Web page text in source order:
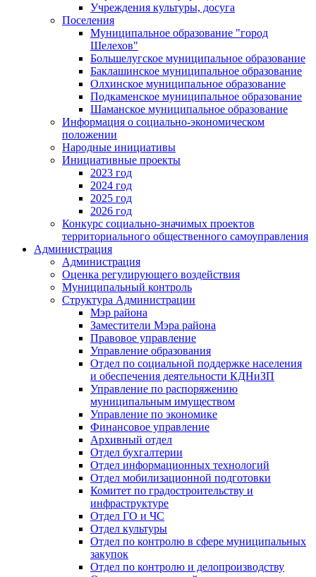
Учреждения культуры, досуга
Поселения
Муниципальное образование "город
Шелехов"
Большелугское муниципальное образование
Баклашинское муниципальное образование
Олхинское муниципальное образование
Подкаменское муниципальное образование
Шаманское муниципальное образование
Информация о социально-экономическом
положении
Народные инициативы
Инициативные проекты
2023 год
2024 год
2025 год
2026 год
Конкурс социально-значимых проектов
территориального общественного самоуправления
Администрация
Администрация
Оценка регулирующего воздействия
Муниципальный контроль
Структура Администрации
Мэр района
Заместители Мэра района
Правовое управление
Управление образования
Отдел по социальной поддержке населения
и обеспечения деятельности КДНиЗП
Управление по распоряжению
муниципальным имуществом
Управление по экономике
Финансовое управление
Архивный отдел
Отдел бухгалтерии
Отдел информационных технологий
Отдел мобилизационной подготовки
Комитет по градостроительству и
инфраструктуре
Отдел ГО и ЧС
Отдел культуры
Отдел по контролю в сфере муниципальных
закупок
Отдел по контролю и делопроизводству